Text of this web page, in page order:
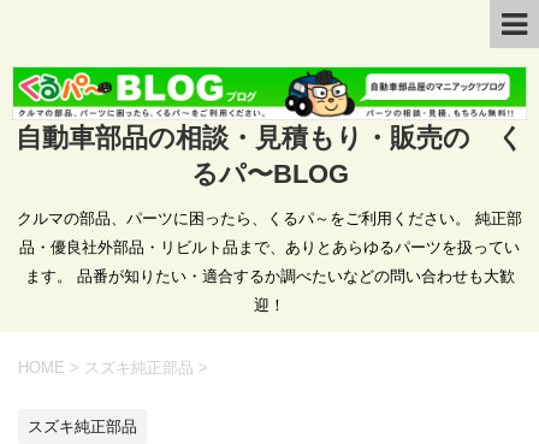
自動車部品の相談・見積もり・販売の く
るパ〜BLOG
クルマの部品、パーツに困ったら、くるパ～をご利用ください。 純正部
品・優良社外部品・リビルト品まで、ありとあらゆるパーツを扱ってい
ます。 品番が知りたい・適合するか調べたいなどの問い合わせも大歓
迎！
HOME > スズキ純正部品 >
スズキ純正部品